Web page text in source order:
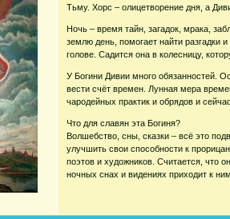
Тьму. Хорс – олицетворение дня, а
Ночь – время тайн, загадок, мрака,
землю день, помогает найти разгадки
голове. Садится она в колесницу,
У Богини Дивии много обязанностей.
вести счёт времен. Лунная мера
чародейных практик и обрядов и
Что для славян эта Богиня?
Волшебство, сны, сказки – всё это
улучшить свои способности к
поэтов и художников. Считается, что
ночных снах и видениях приходит к